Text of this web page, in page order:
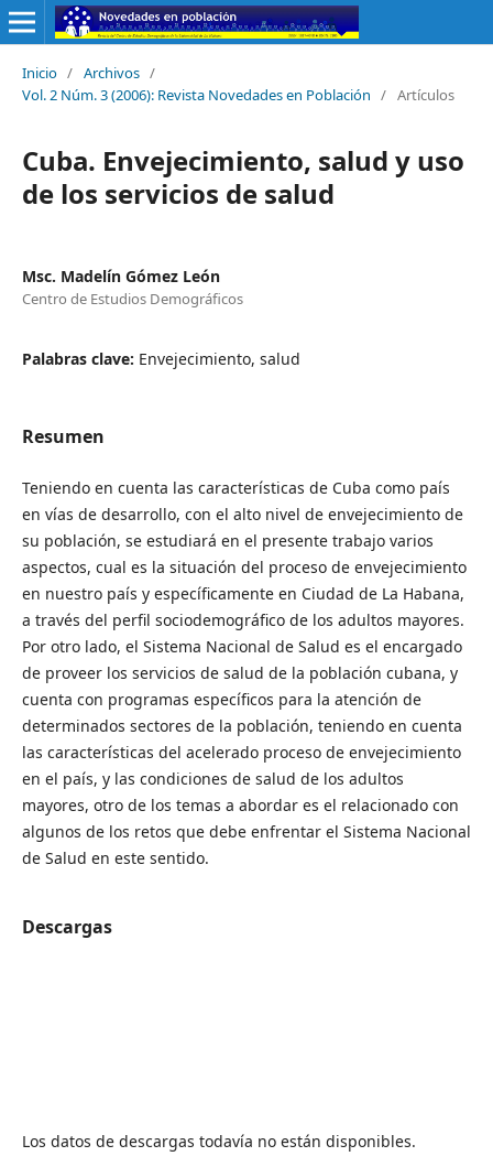
Inicio / Archivos /
Vol. 2 Núm. 3 (2006): Revista Novedades en Población / Artículos
Cuba. Envejecimiento, salud y uso
de los servicios de salud
Msc. Madelín Gómez León
Centro de Estudios Demográficos
Palabras clave: Envejecimiento, salud
Resumen
Teniendo en cuenta las características de Cuba como país
en vías de desarrollo, con el alto nivel de envejecimiento de
su población, se estudiará en el presente trabajo varios
aspectos, cual es la situación del proceso de envejecimiento
en nuestro país y específicamente en Ciudad de La Habana,
a través del perfil sociodemográfico de los adultos mayores.
Por otro lado, el Sistema Nacional de Salud es el encargado
de proveer los servicios de salud de la población cubana, y
cuenta con programas específicos para la atención de
determinados sectores de la población, teniendo en cuenta
las características del acelerado proceso de envejecimiento
en el país, y las condiciones de salud de los adultos
mayores, otro de los temas a abordar es el relacionado con
algunos de los retos que debe enfrentar el Sistema Nacional
de Salud en este sentido.
Descargas
Los datos de descargas todavía no están disponibles.